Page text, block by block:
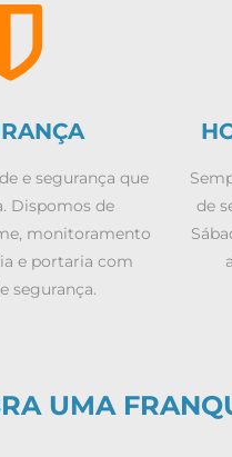
e segurança que
Dispomos de
monitoramento
e portaria com
segurança.
de
UMA